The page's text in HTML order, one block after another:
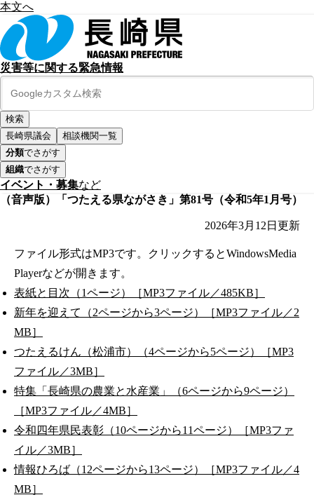
本文へ
災害等に関する緊急情報
長崎県議会
相談機関一覧
分類でさがす
組織でさがす
イベント・募集など
（音声版）「つたえる県ながさき」第81号（令和5年1月号）
2026年3月12日 更新
ファイル形式はMP3です。クリックするとWindowsMedia
Playerなどが開きます。
表紙と目次（1ページ）［MP3ファイル／485KB］
新年を迎えて（2ページから3ページ）［MP3ファイル／2
MB］
つたえるけん（松浦市）（4ページから5ページ）［MP3
ファイル／3MB］
特集「長崎県の農業と水産業」（6ページから9ページ）
［MP3ファイル／4MB］
令和四年県民表彰（10ページから11ページ）［MP3ファ
イル／3MB］
情報ひろば（12ページから13ページ）［MP3ファイル／4
MB］